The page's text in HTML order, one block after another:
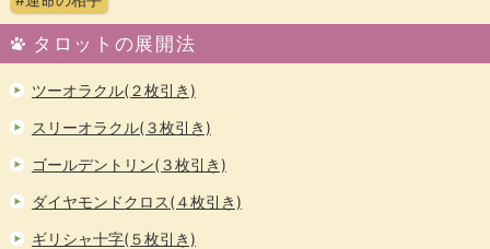
タロットの展開法
ツーオラクル(２枚引き)
スリーオラクル(３枚引き)
ゴールデントリン(３枚引き)
ダイヤモンドクロス(４枚引き)
ギリシャ十字(５枚引き)